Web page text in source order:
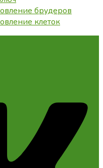
брудеров
клеток